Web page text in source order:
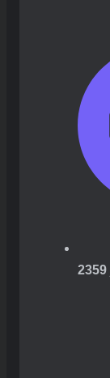
2359